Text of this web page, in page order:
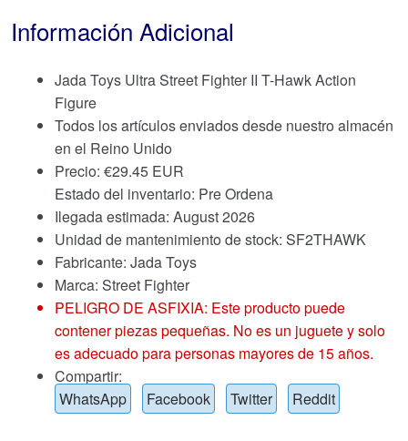
Información Adicional
Jada Toys Ultra Street Fighter II T-Hawk Action
Figure
Todos los artículos enviados desde nuestro almacén
en el Reino Unido
Precio: €29.45 EUR
Estado del inventario: Pre Ordena
Ilegada estimada: August 2026
Unidad de mantenimiento de stock: SF2THAWK
Fabricante: Jada Toys
Marca: Street Fighter
PELIGRO DE ASFIXIA: Este producto puede
contener piezas pequeñas. No es un juguete y solo
es adecuado para personas mayores de 15 años.
Compartir:
WhatsApp
Facebook Twitter Reddit